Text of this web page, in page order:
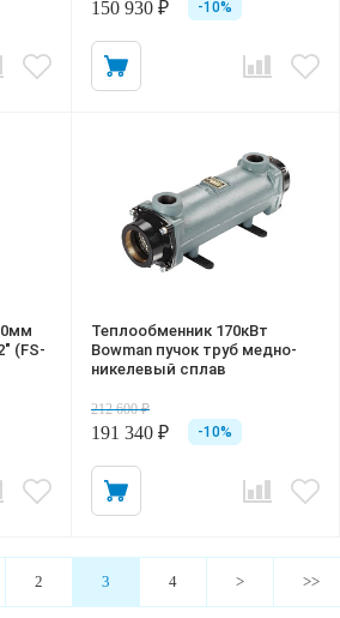
150 930 ₽ -10%
(FS-
Теплообменник 170кВт
Bowman пучок труб медно-
никелевый сплав
212 600 ₽
191 340 ₽ -10%
2 3 4 > >>